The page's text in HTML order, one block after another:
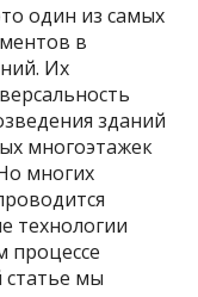
один из самых
в
Их
зданий
многоэтажек
многих
технологии
процессе
статье мы